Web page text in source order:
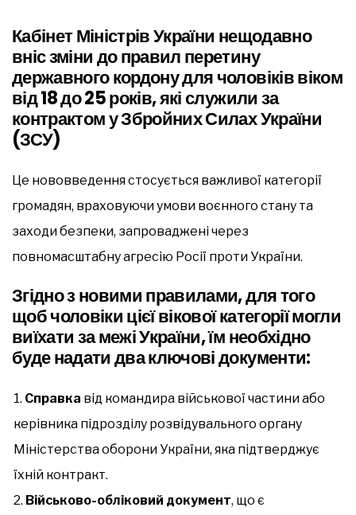
Кабінет Міністрів України нещодавно
вніс зміни до правил перетину
державного кордону для чоловіків віком
від 18 до 25 років, які служили за
контрактом у Збройних Силах України
(ЗСУ)
Це нововведення стосується важливої категорії
громадян, враховуючи умови воєнного стану та
заходи безпеки, запроваджені через
повномасштабну агресію Росії проти України.
Згідно з новими правилами, для того
щоб чоловіки цієї вікової категорії могли
виїхати за межі України, їм необхідно
буде надати два ключові документи:
Справка від командира військової частини або
керівника підрозділу розвідувального органу
Міністерства оборони України, яка підтверджує
їхній контракт.
Військово-обліковий документ, що є